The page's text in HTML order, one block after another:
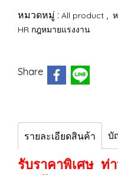
หมวดหมู่ : All product ,
HR กฎหมายแรงงาน
Share
รายละเอียดสินค้า บั
รับราคาพิเศษ ท่